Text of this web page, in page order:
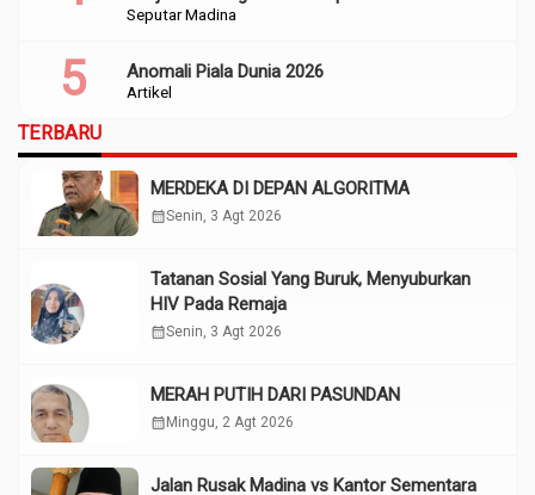
Seputar Madina
Artikel
Anomali Piala Dunia 2026
TERBARU
MERDEKA DI DEPAN ALGORITMA
calendar_monthSenin, 3 Agt 2026
Tatanan Sosial Yang Buruk, Menyuburkan
HIV Pada Remaja
calendar_monthSenin, 3 Agt 2026
MERAH PUTIH DARI PASUNDAN
calendar_monthMinggu, 2 Agt 2026
Jalan Rusak Madina vs Kantor Sementara